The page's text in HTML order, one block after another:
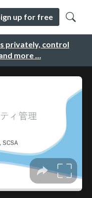
privately, control
more …
up for free